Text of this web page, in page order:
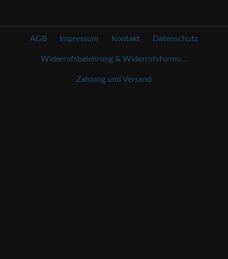
AGB Impressum Kontakt Datenschutz
Widerrufsbelehrung & Widerrufsformu...
Zahlung und Versand